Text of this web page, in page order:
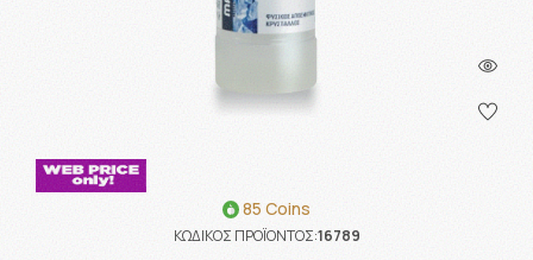
85 Coins
ΚΩΔΙΚΟΣ ΠΡΟΪΟΝΤΟΣ:16789